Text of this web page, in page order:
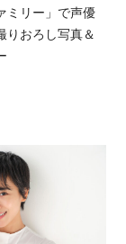
ミリー」で声優
おろし写真＆